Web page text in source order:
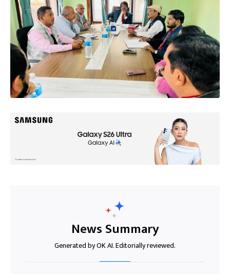
News Summary
Generated by OK AI. Editorially reviewed.